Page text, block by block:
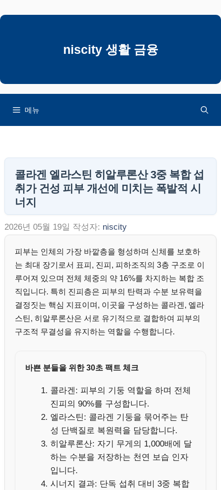
텐
뛰
niscity 생활 금융
메뉴
콜라겐 엘라스틴 히알루론산 3중 복합 섭
취가 건성 피부 개선에 미치는 폭발적 시
너지
2026년 05월 19일 작성자: niscity
피부는 인체의 가장 바깥층을 형성하며 신체를 보호하
는 최대 장기로서 표피, 진피, 피하조직의 3층 구조로 이
루어져 있으며 전체 체중의 약 16%를 차지하는 복합 조
직입니다. 특히 진피층은 피부의 탄력과 수분 보유력을
결정짓는 핵심 지표이며, 이곳을 구성하는 콜라겐, 엘라
스틴, 히알루론산은 서로 유기적으로 결합하여 피부의
구조적 무결성을 유지하는 역할을 수행합니다.
바쁜 분들을 위한 30초 팩트 체크
콜라겐: 피부의 기둥 역할을 하며 전체
진피의 90%를 구성합니다.
엘라스틴: 콜라겐 기둥을 묶어주는 탄
성 단백질로 복원력을 담당합니다.
히알루론산: 자기 무게의 1,000배에 달
하는 수분을 저장하는 천연 보습 인자
입니다.
시너지 결과: 단독 섭취 대비 3중 복합